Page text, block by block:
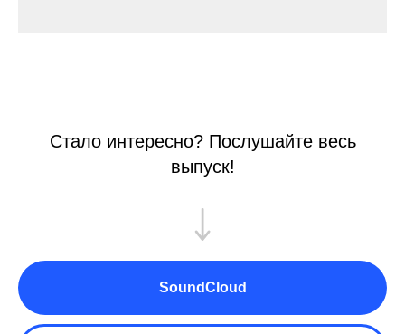
Стало интересно? Послушайте весь
выпуск!
SoundCloud